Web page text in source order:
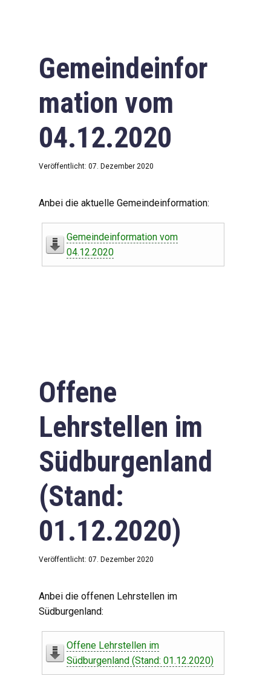
Gemeindeinfor
mation vom
04.12.2020
Veröffentlicht: 07. Dezember 2020
Anbei die aktuelle Gemeindeinformation:
Gemeindeinformation vom
04.12.2020
Offene
Lehrstellen im
Südburgenland
(Stand:
01.12.2020)
Veröffentlicht: 07. Dezember 2020
Anbei die offenen Lehrstellen im
Südburgenland:
Offene Lehrstellen im
Südburgenland (Stand: 01.12.2020)